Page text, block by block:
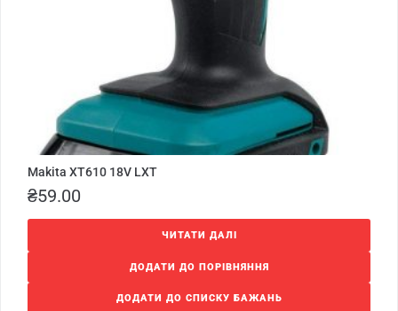
Makita XT610 18V LXT
₴59.00
ЧИТАТИ ДАЛІ
ДОДАТИ ДО ПОРІВНЯННЯ
ДОДАТИ ДО СПИСКУ БАЖАНЬ